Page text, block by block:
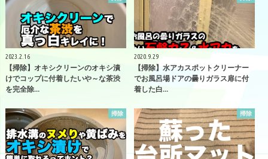
2023.2.16
【掃除】オキシクリーンのオキシ漬
けでコップに付着したいや～な茶渋
を完全除…
2020.9.29
【掃除】水アカスポットクリーナー
でお風呂場ドアの曇りガラス扉に付
着した白…
掃除 掃除